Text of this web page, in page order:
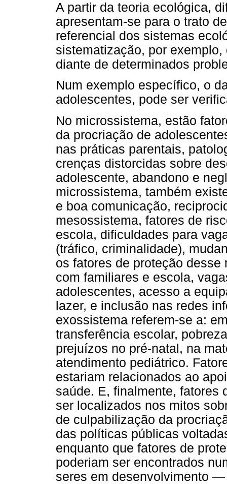
A partir da teoria ecológica,
apresentam-se para o trato
referencial dos sistemas
sistematização, por
diante de determinados
Num exemplo específico, o
adolescentes, pode ser
No microssistema, estão
da procriação de
nas práticas parentais,
crenças distorcidas sobre
adolescente, abandono e
microssistema, também
e boa comunicação,
mesossistema, fatores de
escola, dificuldades para
(tráfico, criminalidade),
os fatores de proteção
com familiares e escola,
adolescentes, acesso a
lazer, e inclusão nas redes
exossistema referem-se a:
transferência escolar,
prejuízos no pré-natal, na
atendimento pediátrico.
estariam relacionados ao
saúde. E, finalmente, fatores
ser localizados nos mitos
de culpabilização da
das políticas públicas
enquanto que fatores de
poderiam ser encontrados
seres em desenvolvimento